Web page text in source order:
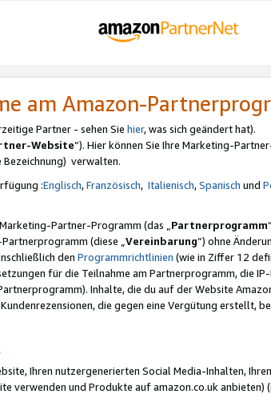
am Amazon-
Partner - sehen Sie hier, was sich geändert hat).
Website“). Hier können Sie Ihre Marketing-
Bezeichnung) verwalten.
:Englisch,Französisch, Italienisch,Spanisch und
Partner-Programm (das „Partnerprogramm
(diese „Vereinbarung“) ohne
den Programmrichtlinien (wie in Ziffer 12
für die Teilnahme am Partnerprogramm, die
Inhalte, die du auf der Website
die gegen eine Vergütung erstellt,
Ihren nutzergenerierten Social Media-Inhalten,
verwenden und Produkte auf amazon.co.uk anbieten)